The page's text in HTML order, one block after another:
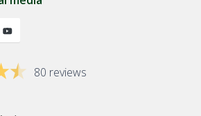
80 reviews